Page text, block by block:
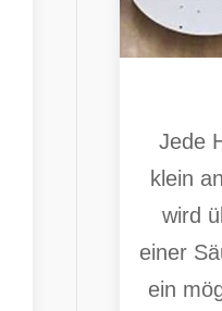
Jede
klein
wird
einer
ein